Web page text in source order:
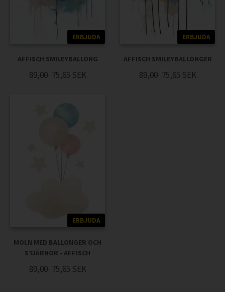
ERBJUDA
AFFISCH SMILEYBALLONG
89,00 75,65 SEK
ERBJUDA
AFFISCH SMILEYBALLONGER
89,00 75,65 SEK
ERBJUDA
MOLN MED BALLONGER OCH
STJÄRNOR - AFFISCH
89,00 75,65 SEK